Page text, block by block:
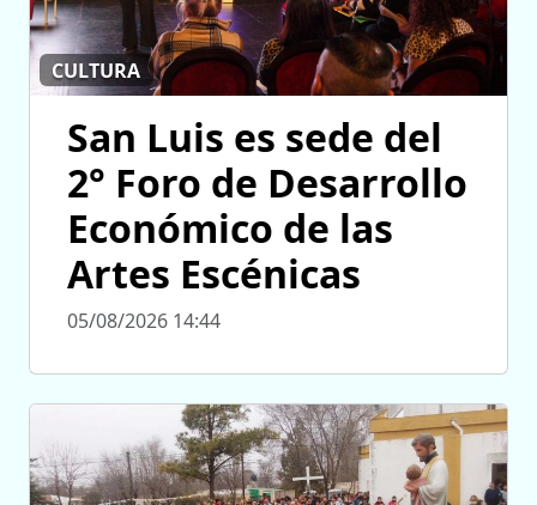
CULTURA
San Luis es sede del
2° Foro de Desarrollo
Económico de las
Artes Escénicas
05/08/2026 14:44